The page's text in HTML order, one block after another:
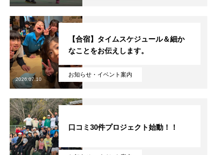
お知らせ・イベント案内
【合宿】タイムスケジュール＆細か
なことをお伝えします。
2026.07.10
口コミ30件プロジェクト始動！！